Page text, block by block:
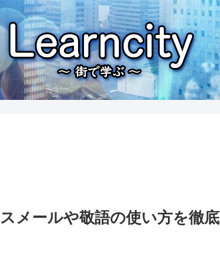
メールや敬語の使い方を徹底